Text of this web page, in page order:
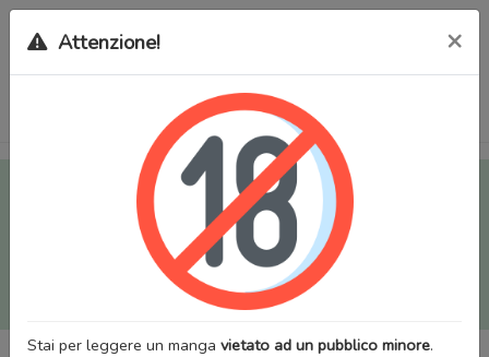
Tutti i Doujinshi e Manga per adulti (+18) sono stati trasferiti
sul nostro nuovo sito (
mangaworldadult.net
); invece, per i
Manga classici, puoi utilizzare
MangaWorld
Potrai effettuare illogincon il tuo account di MangaWorld
tutti i dati sono condivisi tra i due siti,
perderai alcun dato, inclusi bookmarks e premium
Attenzione! ×
Stai per leggere un manga vietato ad un pubblico minore.